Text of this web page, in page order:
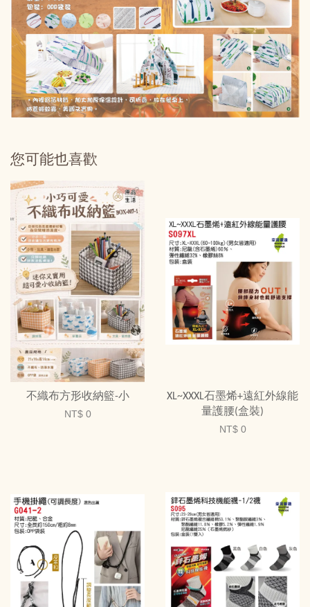
您可能也喜歡
不織布方形收納籃-小
NT$ 0
XL~XXXL石墨烯+遠紅外線能
量護腰(盒裝)
NT$ 0